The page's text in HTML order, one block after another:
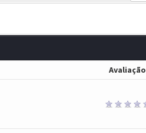
Avaliação